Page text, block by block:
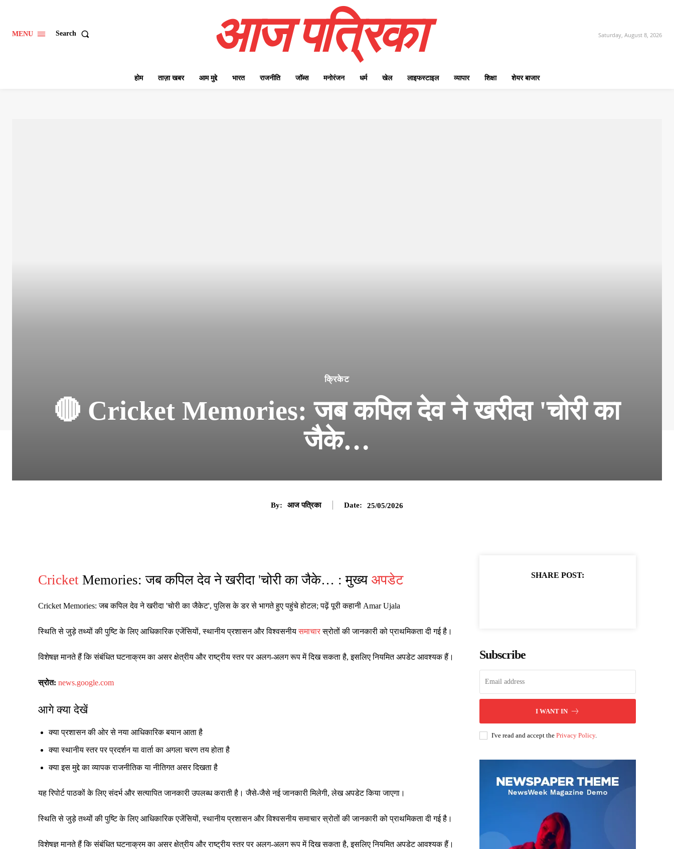
MENU Search आज पत्रिका Saturday, August 8, 2026
होम ताज़ा खबर आम मुद्दे भारत राजनीति जॉब्स मनोरंजन धर्म खेल लाइफस्टाइल व्यापार शिक्षा शेयर बाजार
क्रिकेट
🔴 Cricket Memories: जब कपिल देव ने खरीदा 'चोरी का
जैके…
By: आज पत्रिका Date: 25/05/2026
Cricket Memories: जब कपिल देव ने खरीदा 'चोरी का जैके… : मुख्य अपडेट
Cricket Memories: जब कपिल देव ने खरीदा 'चोरी का जैकेट', पुलिस के डर से भागते हुए पहुंचे होटल; पढ़ें पूरी कहानी Amar Ujala
स्थिति से जुड़े तथ्यों की पुष्टि के लिए आधिकारिक एजेंसियों, स्थानीय प्रशासन और विश्वसनीयसमाचारस्रोतों की जानकारी को प्राथमिकता दी गई है।
विशेषज्ञ मानते हैं कि संबंधित घटनाक्रम का असर क्षेत्रीय और राष्ट्रीय स्तर पर अलग-अलग रूप में दिख सकता है, इसलिए नियमित अपडेट आवश्यक हैं।
स्रोत: news.google.com
आगे क्या देखें
क्या प्रशासन की ओर से नया आधिकारिक बयान आता है
क्या स्थानीय स्तर पर प्रदर्शन या वार्ता का अगला चरण तय होता है
क्या इस मुद्दे का व्यापक राजनीतिक या नीतिगत असर दिखता है
यह रिपोर्ट पाठकों के लिए संदर्भ और सत्यापित जानकारी उपलब्ध कराती है। जैसे-जैसे नई जानकारी मिलेगी, लेख अपडेट किया जाएगा।
स्थिति से जुड़े तथ्यों की पुष्टि के लिए आधिकारिक एजेंसियों, स्थानीय प्रशासन और विश्वसनीय समाचार स्रोतों की जानकारी को प्राथमिकता दी गई है।
विशेषज्ञ मानते हैं कि संबंधित घटनाक्रम का असर क्षेत्रीय और राष्ट्रीय स्तर पर अलग-अलग रूप में दिख सकता है, इसलिए नियमित अपडेट आवश्यक हैं।
SHARE POST:
Subscribe
I WANT IN
I've read and accept thePrivacy Policy.